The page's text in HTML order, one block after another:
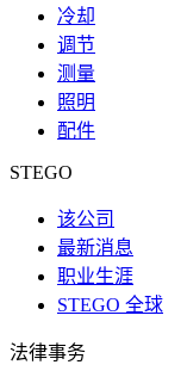
冷却
调节
测量
照明
配件
STEGO
该公司
最新消息
职业生涯
STEGO 全球
法律事务